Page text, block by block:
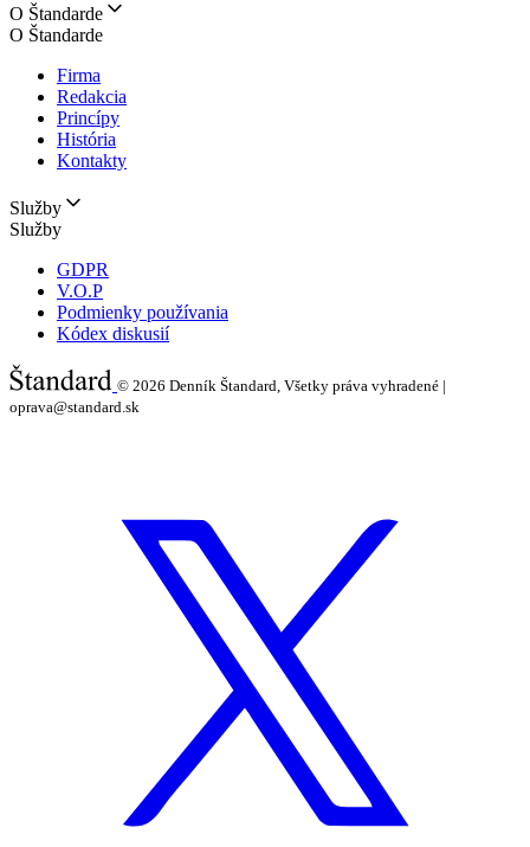
O Štandarde
O Štandarde
Firma
Redakcia
Princípy
História
Kontakty
Služby
Služby
GDPR
V.O.P
Podmienky používania
Kódex diskusií
© 2026 Denník Štandard, Všetky práva vyhradené |
oprava@standard.sk